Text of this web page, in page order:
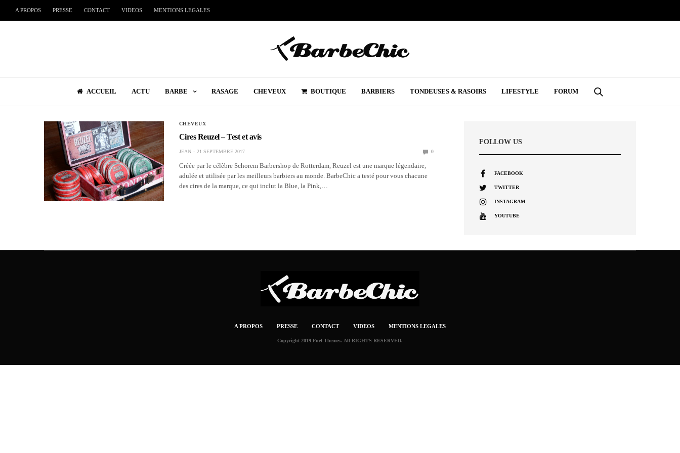
A PROPOS PRESSE CONTACT VIDEOS MENTIONS LEGALES
ACCUEIL ACTU BARBE RASAGE CHEVEUX BOUTIQUE BARBIERS TONDEUSES & RASOIRS LIFESTYLE FORUM
CHEVEUX
Cires Reuzel – Test et avis
JEAN 21 SEPTEMBRE 2017 0
Créée par le célèbre Schorem Barbershop de Rotterdam, Reuzel est une marque légendaire,
adulée et utilisée par les meilleurs barbiers au monde. BarbeChic a testé pour vous chacune
des cires de la marque, ce qui inclut la Blue, la Pink,…
FOLLOW US
FACEBOOK
TWITTER
INSTAGRAM
YOUTUBE
A PROPOS PRESSE CONTACT VIDEOS MENTIONS LEGALES
Copyright 2019 Fuel Themes. All RIGHTS RESERVED.